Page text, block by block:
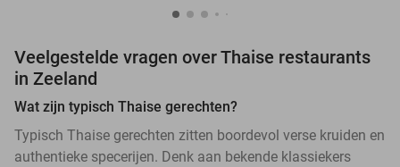
Veelgestelde vragen over Thaise restaurants
in Zeeland
Wat zijn typisch Thaise gerechten?
Typisch Thaise gerechten zitten boordevol verse kruiden en
authentieke specerijen. Denk aan bekende klassiekers